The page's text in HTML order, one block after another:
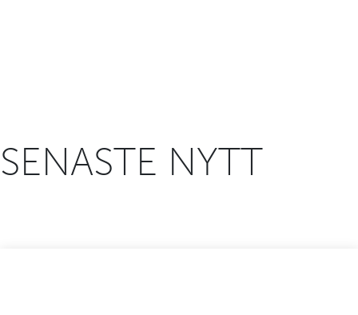
SENASTE NYTT